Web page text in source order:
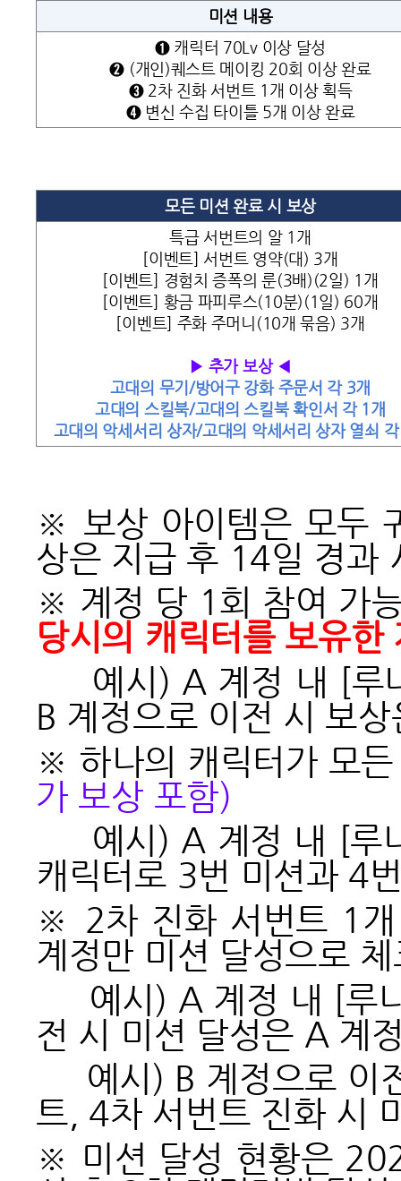
미션 내용
➊ 캐릭터 70Lv 이상 달성
➋ (개인)퀘스트 메이킹 20회 이상 완료
➌ 2차 진화 서번트 1개 이상 획득
➍ 변신 수집 타이틀 5개 이상 완료
모든 미션 완료 시 보상
특급 서번트의 알 1개
[이벤트] 서번트 영약(대) 3개
[이벤트] 경험치 증폭의 룬(3배)(2일) 1개
[이벤트] 황금 파피루스(10분)(1일) 60개
[이벤트] 주화 주머니(10개 묶음) 3개
▶ 추가 보상 ◀
고대의 무기/방어구 강화 주문서 각 3개
고대의 스킬북/고대의 스킬북 확인서 각 1개
고대의 악세서리 상자/고대의 악세서리 상자 열쇠
※ 보상 아이템은 모두
상은 지급 후 14일 경과
※ 계정 당 1회 참여 가
당시의 캐릭터를 보유
예시) A 계정 내 [루
B 계정으로 이전 시 보
※ 하나의 캐릭터가 모
가 보상 포함)
예시) A 계정 내 [루
캐릭터로 3번 미션과 4
※ 2차 진화 서번트 1개
계정만 미션 달성으로
예시) A 계정 내 [루나
전 시 미션 달성은 A 계
예시) B 계정으로 이
트, 4차 서번트 진화 시
※ 미션 달성 현황은